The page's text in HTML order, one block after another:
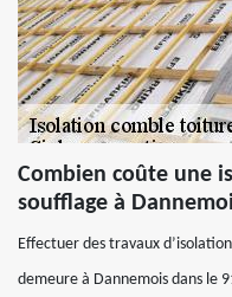
Combien coûte une
soufflage à
Effectuer des travaux
demeure à Dannemois dans le